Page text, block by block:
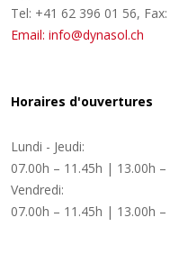
Tel: +41 62 396 01 56,
Email: info@dynasol.ch
Horaires d'ouvertures
Lundi - Jeudi:
07.00h – 11.45h | 13.00h –
Vendredi:
07.00h – 11.45h | 13.00h –